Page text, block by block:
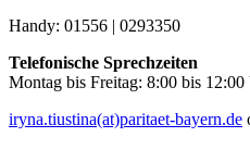
Handy: 01556 | 0293350
Telefonische Sprechzeiten
Montag bis Freitag: 8:00 bis 12:00
iryna.tiustina(at)paritaet-bayern.de